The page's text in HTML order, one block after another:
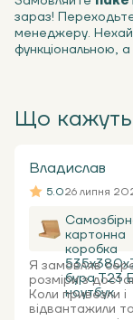
зараз!
менеджеру.
функціональною,
Що
Владислав
5.026 липня
картонна
коробка
бура Т23
ноутбук
Я замовляв
розміри з
Коли привезли і
відвантажили то